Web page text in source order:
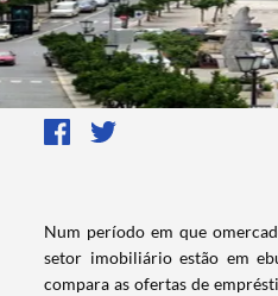
Num período em que
setor imobiliário estão em
compara as ofertas de